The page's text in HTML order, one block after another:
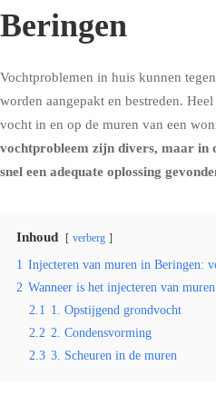
Beringen
Vochtproblemen in huis kunnen
worden aangepakt en bestreden.
vocht in en op de muren van een
vochtprobleem zijn divers, maar in
snel een adequate oplossing
Inhoud verberg
1 Injecteren van muren in Beringen:
2 Wanneer is het injecteren van muren
2.1 1. Opstijgend grondvocht
2.2 2. Condensvorming
2.3 3. Scheuren in de muren